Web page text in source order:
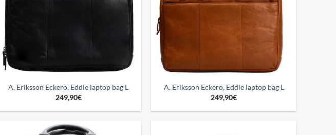
A. Eriksson Eckerö, Eddie laptop bag L
249,90€
A. Eriksson Eckerö, Eddie laptop bag L
249,90€